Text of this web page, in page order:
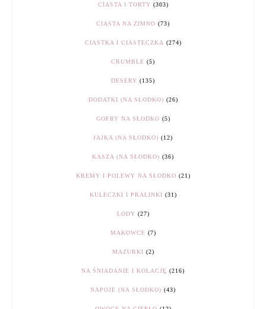
CIASTA I TORTY (303)
CIASTA NA ZIMNO (73)
CIASTKA I CIASTECZKA (274)
CRUMBLE (5)
DESERY (135)
DODATKI (NA SŁODKO) (26)
GOFRY NA SŁODKO (5)
JAJKA (NA SŁODKO) (12)
KASZA (NA SŁODKO) (36)
KREMY I POLEWY NA SŁODKO (21)
KULECZKI I PRALINKI (31)
LODY (27)
MAKOWCE (7)
MAZURKI (2)
NA ŚNIADANIE I KOLACJĘ (216)
NAPOJE (NA SŁODKO) (43)